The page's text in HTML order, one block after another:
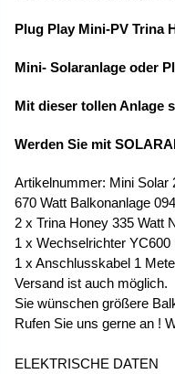
Plug Play Mini-PV Trina
Mini- Solaranlage oder
Mit dieser tollen Anlage
Werden Sie mit
Artikelnummer: Mini Solar
670 Watt Balkonanlage
2 x Trina Honey 335 Watt
1 x Wechselrichter YC600
1 x Anschlusskabel 1
Versand ist auch möglich.
Sie wünschen größere
Rufen Sie uns gerne an !
ELEKTRISCHE DATEN